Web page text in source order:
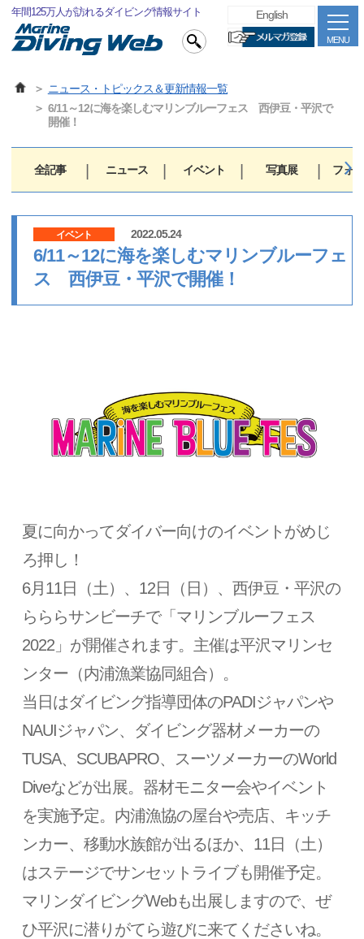
年間125万人が訪れるダイビング情報サイト
MENU
English
ニュース・トピックス＆更新情報一覧
6/11～12に海を楽しむマリンブルーフェス 西伊豆・平沢で
開催！
全記事 ニュース イベント 写真展 フォ
イベント 2022.05.24
6/11～12に海を楽しむマリンブルーフェ
ス 西伊豆・平沢で開催！
夏に向かってダイバー向けのイベントがめじ
ろ押し！
6月11日（土）、12日（日）、西伊豆・平沢の
らららサンビーチで「マリンブルーフェス
2022」が開催されます。主催は平沢マリンセ
ンター（内浦漁業協同組合）。
当日はダイビング指導団体のPADIジャパンや
NAUIジャパン、ダイビング器材メーカーの
TUSA、SCUBAPRO、スーツメーカーのWorld
Diveなどが出展。器材モニター会やイベント
を実施予定。内浦漁協の屋台や売店、キッチ
ンカー、移動水族館が出るほか、11日（土）
はステージでサンセットライブも開催予定。
マリンダイビングWebも出展しますので、ぜ
ひ平沢に潜りがてら遊びに来てくださいね。